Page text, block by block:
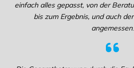
einfach alles gepasst, von der
bis zum Ergebnis, und auch
angemessen.